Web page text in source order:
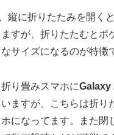
縦に折りたたみを開く
すが、折りたたむとポ
サイズになるのが特徴
り畳みスマホにGalaxy
ますが、こちらは折り
になってます。また閉